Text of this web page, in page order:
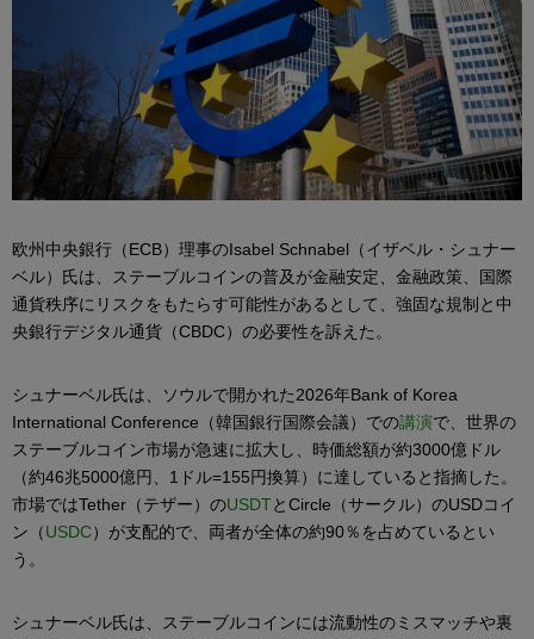
欧州中央銀行（ECB）理事のIsabel Schnabel（イザベル・シュナー
ベル）氏は、ステーブルコインの普及が金融安定、金融政策、国際
通貨秩序にリスクをもたらす可能性があるとして、強固な規制と中
央銀行デジタル通貨（CBDC）の必要性を訴えた。
シュナーベル氏は、ソウルで開かれた2026年Bank of Korea
International Conference（韓国銀行国際会議）での講演で、世界の
ステーブルコイン市場が急速に拡大し、時価総額が約3000億ドル
（約46兆5000億円、1ドル=155円換算）に達していると指摘した。
市場ではTether（テザー）のUSDTとCircle（サークル）のUSDコイ
ン（USDC）が支配的で、両者が全体の約90％を占めているとい
う。
シュナーベル氏は、ステーブルコインには流動性のミスマッチや裏